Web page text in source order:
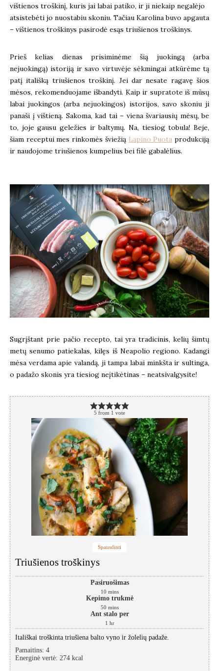
vištienos troškinį, kuris jai labai patiko, ir ji niekaip negalėjo
atsistebėti jo nuostabiu skoniu. Tačiau Karolina buvo apgauta
– vištienos troškinys pasirodė esąs triušienos troškinys.
Prieš kelias dienas prisiminėme šią juokingą (arba
nejuokingą) istoriją ir savo virtuvėje sėkmingai atkūrėme tą
patį itališką triušienos troškinį. Jei dar nesate ragavę šios
mėsos, rekomenduojame išbandyti. Kaip ir supratote iš mūsų
labai juokingos (arba nejuokingos) istorijos, savo skoniu ji
panaši į vištieną. Sakoma, kad tai – viena švariausių mėsų, be
to, joje gausu geležies ir baltymų. Na, tiesiog tobula! Beje,
šiam receptui mes rinkomės šviežią Lapino Puota produkciją
ir naudojome triušienos kumpelius bei filė gabalėlius.
Sugrįštant prie pačio recepto, tai yra tradicinis, kelių šimtų
metų senumo patiekalas, kilęs iš Neapolio regiono. Kadangi
mėsa verdama apie valandą, ji tampa labai minkšta ir sultinga,
o padažo skonis yra tiesiog neįtikėtinas – neatsivalgysite!
5 from 1 vote
Spausdinti
Triušienos troškinys
Pasiruošimas
10 mins
Kepimo trukmė
50 mins
Ant stalo per
1 hr
Itališkai troškinta triušiena balto vyno ir žolelių padaže.
Pamaitins: 4
Energinė vertė: 274 kcal